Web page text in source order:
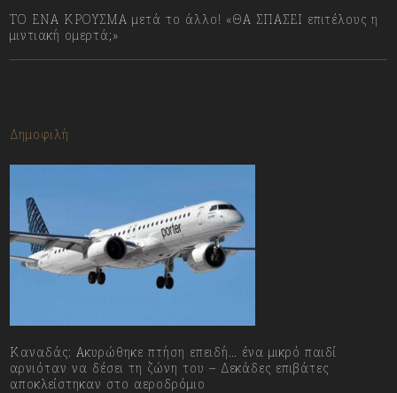
ΤΟ ΕΝΑ ΚΡΟΥΣΜΑ μετά το άλλο! «ΘΑ ΣΠΑΣΕΙ επιτέλους η
μιντιακή ομερτά;»
Δημοφιλή
Καναδάς: Ακυρώθηκε πτήση επειδή… ένα μικρό παιδί
αρνιόταν να δέσει τη ζώνη του – Δεκάδες επιβάτες
αποκλείστηκαν στο αεροδρόμιο